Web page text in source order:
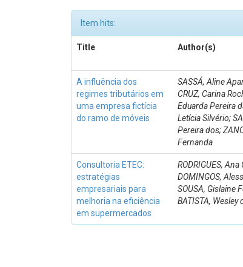
Item hits:
Title Author(s)
A influência dos
regimes tributários em
uma empresa fictícia
do ramo de móveis
SASSÁ, Aline
CRUZ, Carina
Eduarda Pereira
Letícia Silvério;
Pereira dos;
Fernanda
Consultoria ETEC:
estratégias
empresariais para
melhoria na eficiência
em supermercados
RODRIGUES,
DOMINGOS,
SOUSA, Gislaine
BATISTA, Wesley